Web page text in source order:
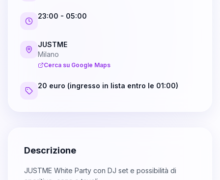
23:00 - 05:00
JUSTME
Milano
Cerca su Google Maps
20 euro (ingresso in lista entro le 01:00)
Descrizione
JUSTME White Party con DJ set e possibilità di